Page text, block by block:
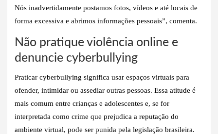
Nós inadvertidamente postamos fotos, vídeos e até locais de
forma excessiva e abrimos informações pessoais”, comenta.
Não pratique violência online e
denuncie cyberbullying
Praticar cyberbullying significa usar espaços virtuais para
ofender, intimidar ou assediar outras pessoas. Essa atitude é
mais comum entre crianças e adolescentes e, se for
interpretada como crime que prejudica a reputação do
ambiente virtual, pode ser punida pela legislação brasileira.